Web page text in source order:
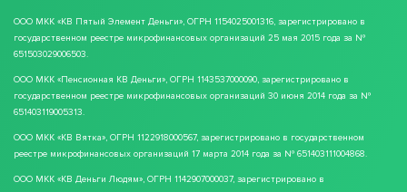
ООО МКК «КВ Пятый Элемент Деньги», ОГРН 1154025001316, зарегистрировано в
государственном реестре микрофинансовых организаций 25 мая 2015 года за №
651503029006503.
ООО МКК «Пенсионная КВ Деньги», ОГРН 1143537000090, зарегистрировано в
государственном реестре микрофинансовых организаций 30 июня 2014 года за №
651403119005313.
ООО МКК «КВ Вятка», ОГРН 1122918000567, зарегистрировано в государственном
реестре микрофинансовых организаций 17 марта 2014 года за № 651403111004868.
ООО МКК «КВ Деньги Людям», ОГРН 1142907000037, зарегистрировано в